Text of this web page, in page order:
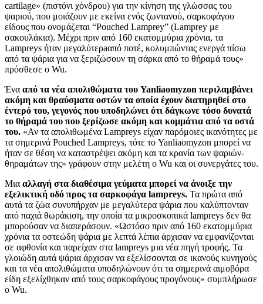
cartilage» (πιστόνι χόνδρου) για την κίνηση της γλώσσας του
ψαριού, που μοιάζουν με εκείνα ενός ζωντανού, σαρκοφάγου
είδους που ονομάζεται “Pouched Lamprey” (Lamprey με
σακουλάκια). Μέχρι πριν από 160 εκατομμύρια χρόνια, τα
Lampreys ήταν μεγαλύτερaαπό ποτέ, κολυμπώντας ενεργά πίσω
από τα ψάρια για να ξεριζώσουν τη σάρκα από το θήραμά τους»
πρόσθεσε ο Wu.
Ένα από τα νέα απολιθώματα του Yanliaomyzon περιλαμβάνει
ακόμη και θραύσματα οστών τα οποία έχουν διατηρηθεί στο
έντερό του, γεγονός που υποδηλώνει ότι δάγκωνε τόσο δυνατά
το θήραμά του που ξερίζωσε ακόμη και κομμάτια από τα οστά
του. «Αν τα απολιθωμένα Lampreys είχαν παρόμοιες ικανότητες με
τα σημερινά Pouched Lampreys, τότε το Yanliaomyzon μπορεί να
ήταν σε θέση να καταστρέψει ακόμη και τα κρανία των ψαριών-
θηραμάτων της» γράφουν στην μελέτη ο Wu και οι συνεργάτες του.
Μια αλλαγή στα διαθέσιμα γεύματα μπορεί να άνοιξε την
εξελικτική οδό προς τα σαρκοφάγα lampreys. Τα πρώτα από
αυτά τα ζώα συνυπήρχαν με μεγαλύτερα ψάρια που καλύπτονταν
από παχιά θωράκιση, την οποία τα μικροσκοπικά lampreys δεν θα
μπορούσαν να διαπεράσουν. «Ωστόσο πριν από 160 εκατομμύρια
χρόνια τα οστεώδη ψάρια με λεπτά λέπια άρχισαν να εμφανίζονται
σε αφθονία και παρείχαν στα lampreys μια νέα πηγή τροφής. Τα
γλοιώδη αυτά ψάρια άρχισαν να εξελίσσονται σε ικανούς κυνηγούς
και τα νέα απολιθώματα υποδηλώνουν ότι τα σημερινά αιμοβόρα
είδη εξελίχθηκαν από τους σαρκοφάγους προγόνους» συμπλήρωσε
ο Wu.